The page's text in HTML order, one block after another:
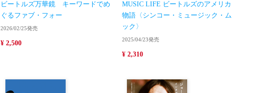
ビートルズ万華鏡 キーワードでめ
ぐるファブ・フォー
2026/02/25発売
¥ 2,500
MUSIC LIFE ビートルズのアメリカ
物語〈シンコー・ミュージック・ム
ック〉
2025/04/23発売
¥ 2,310